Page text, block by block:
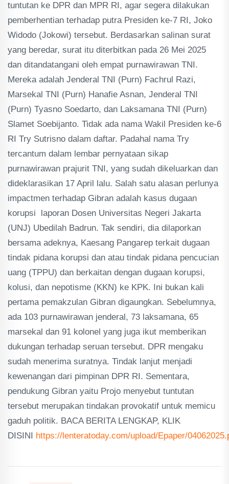
tuntutan ke DPR dan MPR RI, agar segera dilakukan
pemberhentian terhadap putra Presiden ke-7 RI, Joko
Widodo (Jokowi) tersebut. Berdasarkan salinan surat
yang beredar, surat itu diterbitkan pada 26 Mei 2025
dan ditandatangani oleh empat purnawirawan TNI.
Mereka adalah Jenderal TNI (Purn) Fachrul Razi,
Marsekal TNI (Purn) Hanafie Asnan, Jenderal TNI
(Purn) Tyasno Soedarto, dan Laksamana TNI (Purn)
Slamet Soebijanto. Tidak ada nama Wakil Presiden ke-6
RI Try Sutrisno dalam daftar. Padahal nama Try
tercantum dalam lembar pernyataan sikap
purnawirawan prajurit TNI, yang sudah dikeluarkan dan
dideklarasikan 17 April lalu. Salah satu alasan perlunya
impactmen terhadap Gibran adalah kasus dugaan
korupsi laporan Dosen Universitas Negeri Jakarta
(UNJ) Ubedilah Badrun. Tak sendiri, dia dilaporkan
bersama adeknya, Kaesang Pangarep terkait dugaan
tindak pidana korupsi dan atau tindak pidana pencucian
uang (TPPU) dan berkaitan dengan dugaan korupsi,
kolusi, dan nepotisme (KKN) ke KPK. Ini bukan kali
pertama pemakzulan Gibran digaungkan. Sebelumnya,
ada 103 purnawirawan jenderal, 73 laksamana, 65
marsekal dan 91 kolonel yang juga ikut memberikan
dukungan terhadap seruan tersebut. DPR mengaku
sudah menerima suratnya. Tindak lanjut menjadi
kewenangan dari pimpinan DPR RI. Sementara,
pendukung Gibran yaitu Projo menyebut tuntutan
tersebut merupakan tindakan provokatif untuk memicu
gaduh politik. BACA BERITA LENGKAP, KLIK
DISINI https://lenteratoday.com/upload/Epaper/